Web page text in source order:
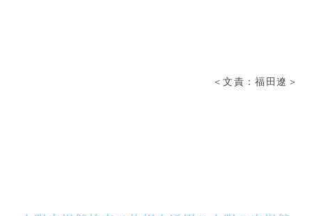
＜文責：福田遼＞